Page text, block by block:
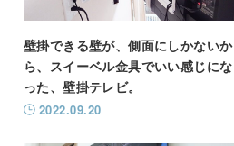
壁掛できる壁が、側面にしかないか
ら、スイーベル金具でいい感じにな
った、壁掛テレビ。
2022.09.20